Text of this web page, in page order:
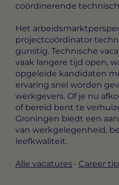
coördinerende
Het
projectcoördinator
gunstig. Technische
vaak langere tijd open,
opgeleide kandidaten
ervaring snel worden
werkgevers. Of je nu
of bereid bent te
Groningen biedt een
van werkgelegenheid,
leefkwaliteit.
Alle vacatures · Career